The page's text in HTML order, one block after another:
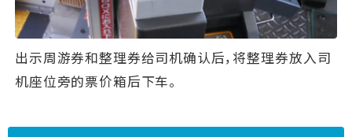
出示周游券和整理券给司机确认后，将整理券放入司
机座位旁的票价箱后下车。